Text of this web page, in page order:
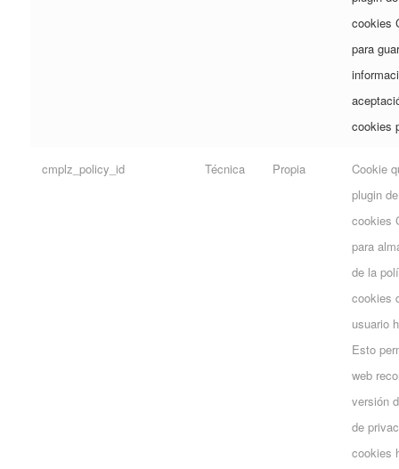
cookies
para
cookies
cmplz_policy_id Técnica Propia
Cookie
plugin
cookies
para
de la
cookies
usuario
Esto
web
versión
de
cookies